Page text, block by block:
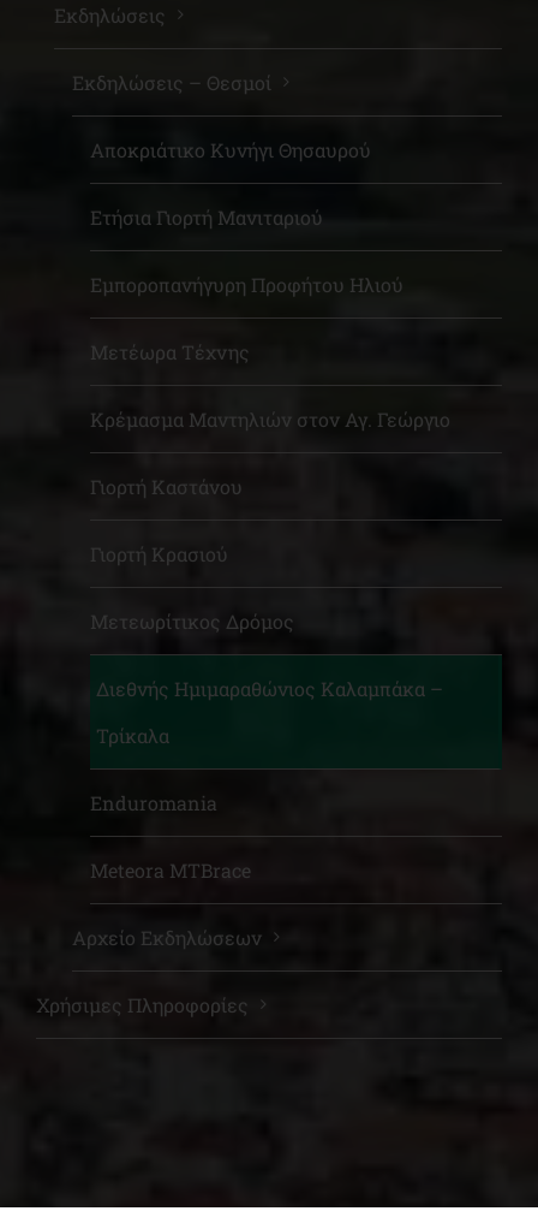
Εκδηλώσεις
Εκδηλώσεις – Θεσμοί
Αποκριάτικο Κυνήγι Θησαυρού
Ετήσια Γιορτή Μανιταριού
Εμποροπανήγυρη Προφήτου Ηλιού
Μετέωρα Τέχνης
Κρέμασμα Μαντηλιών στον Αγ. Γεώργιο
Γιορτή Καστάνου
Γιορτή Κρασιού
Μετεωρίτικος Δρόμος
Διεθνής Ημιμαραθώνιος Καλαμπάκα –
Τρίκαλα
Enduromania
Meteora MTBrace
Αρχείο Εκδηλώσεων
Χρήσιμες Πληροφορίες